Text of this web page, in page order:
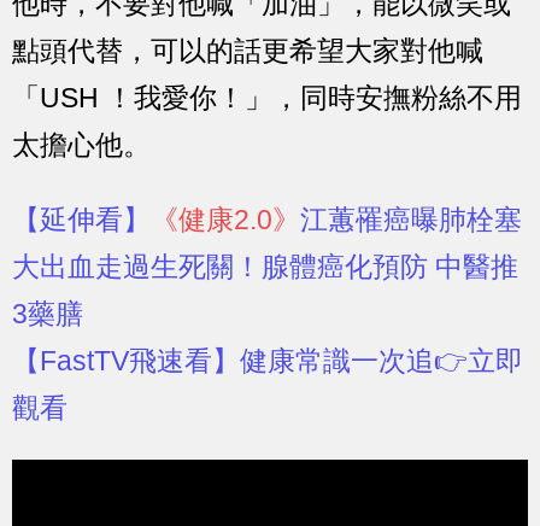
點頭代替，可以的話更希望大家對他喊
「USH ！我愛你！」，同時安撫粉絲不用
太擔心他。
【延伸看】 《健康2.0》 江蕙罹癌曝肺栓塞
大出血走過生死關！腺體癌化預防 中醫推
3藥膳
【FastTV飛速看】 健康常識一次追👉立即
觀看